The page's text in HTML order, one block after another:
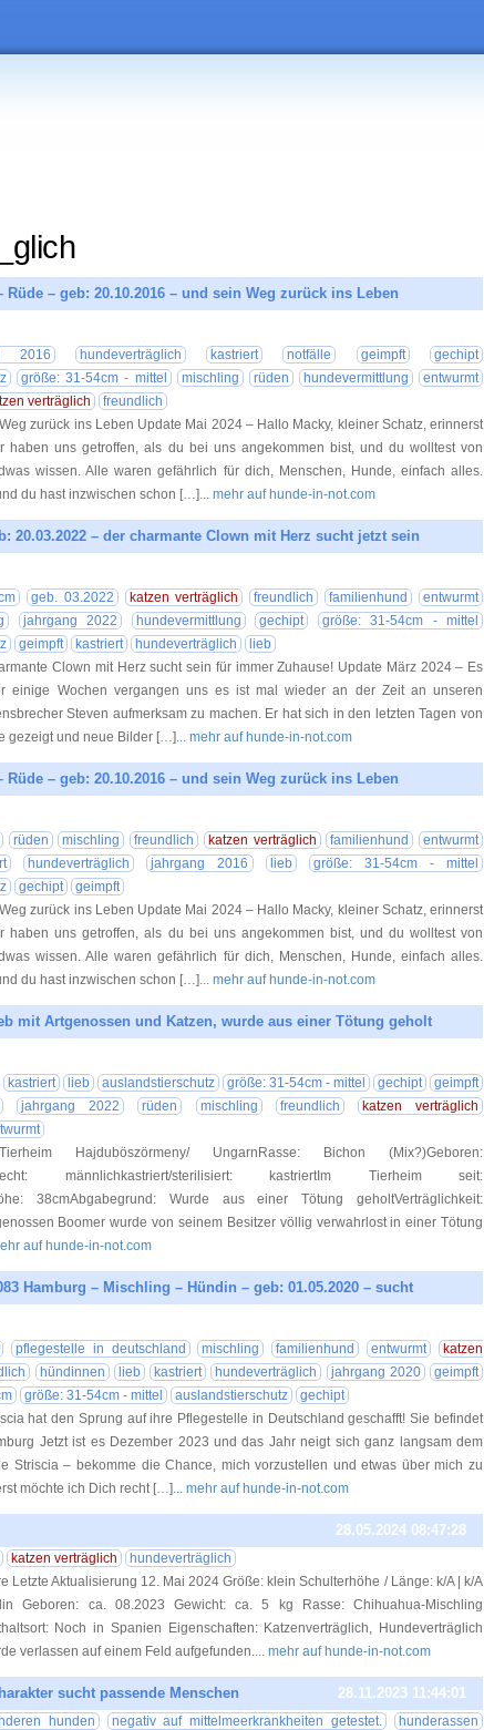
Rüde – geb: 20.10.2016 – und sein Weg zurück ins Leben
2016 hundeverträglich kastriert notfälle geimpft
gechipt
größe: 31-54cm - mittel mischling rüden hundevermittlung
entwurmt
verträglich
freundlich
zurück ins Leben Update Mai 2024 – Hallo Macky, kleiner Schatz, erinnerst
haben uns getroffen, als du bei uns angekommen bist, und du wolltest von
wissen. Alle waren gefährlich für dich, Menschen, Hunde, einfach alles.
du hast inzwischen schon […]... mehr auf hunde-in-not.com
20.03.2022 – der charmante Clown mit Herz sucht jetzt sein
geb. 03.2022 katzen verträglich freundlich familienhund
entwurmt
jahrgang 2022 hundevermittlung gechipt
größe: 31-54cm - mittel
geimpft kastriert hundeverträglich
lieb
Clown mit Herz sucht sein für immer Zuhause! Update März 2024 – Es
einige Wochen vergangen uns es ist mal wieder an der Zeit an unseren
Steven aufmerksam zu machen. Er hat sich in den letzten Tagen von
gezeigt und neue Bilder […]... mehr auf hunde-in-not.com
Rüde – geb: 20.10.2016 – und sein Weg zurück ins Leben
rüden mischling freundlich katzen verträglich familienhund
entwurmt
hundeverträglich jahrgang 2016 lieb
größe: 31-54cm - mittel
gechipt
geimpft
zurück ins Leben Update Mai 2024 – Hallo Macky, kleiner Schatz, erinnerst
haben uns getroffen, als du bei uns angekommen bist, und du wolltest von
wissen. Alle waren gefährlich für dich, Menschen, Hunde, einfach alles.
du hast inzwischen schon […]... mehr auf hunde-in-not.com
mit Artgenossen und Katzen, wurde aus einer Tötung geholt
kastriert lieb auslandstierschutz größe: 31-54cm - mittel gechipt
geimpft
jahrgang 2022 rüden mischling freundlich
katzen verträglich
Hajduböszörmeny/ UngarnRasse: Bichon (Mix?)Geboren:
männlichkastriert/sterilisiert: kastriertIm Tierheim seit:
38cmAbgabegrund: Wurde aus einer Tötung geholtVerträglichkeit:
Boomer wurde von seinem Besitzer völlig verwahrlost in einer Tötung
auf hunde-in-not.com
Hamburg – Mischling – Hündin – geb: 01.05.2020 – sucht
pflegestelle in deutschland mischling familienhund entwurmt
katzen
hündinnen lieb kastriert hundeverträglich jahrgang 2020
geimpft
größe: 31-54cm - mittel auslandstierschutz
gechipt
hat den Sprung auf ihre Pflegestelle in Deutschland geschafft! Sie befindet
Jetzt ist es Dezember 2023 und das Jahr neigt sich ganz langsam dem
Striscia – bekomme die Chance, mich vorzustellen und etwas über mich zu
möchte ich Dich recht […]... mehr auf hunde-in-not.com
28.05.2024 08:47:28
katzen verträglich
hundeverträglich
Letzte Aktualisierung 12. Mai 2024 Größe: klein Schulterhöhe / Länge: k/A | k/A
Geboren: ca. 08.2023 Gewicht: ca. 5 kg Rasse: Chihuahua-Mischling
Noch in Spanien Eigenschaften: Katzenverträglich, Hundeverträglich
verlassen auf einem Feld aufgefunden.... mehr auf hunde-in-not.com
sucht passende Menschen 28.11.2023 11:44:01
hunden negativ auf mittelmeerkrankheiten getestet.
hunderassen